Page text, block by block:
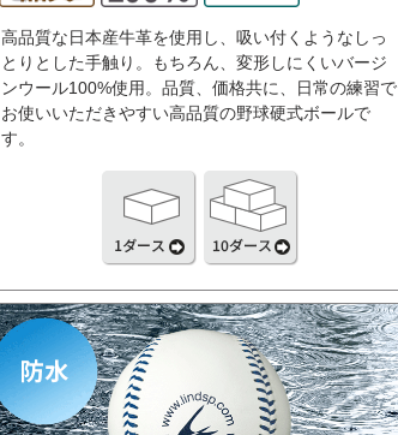
高品質な日本産牛革を使用し、吸い付くようなしっ
とりとした手触り。もちろん、変形しにくいバージ
ンウール100%使用。品質、価格共に、日常の練習で
お使いいただきやすい高品質の野球硬式ボールで
す。